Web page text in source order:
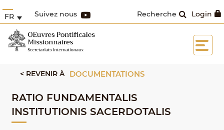
Login
Recherche
Suivez nous
FR
< REVENIR À DOCUMENTATIONS
RATIO FUNDAMENTALIS
INSTITUTIONIS SACERDOTALIS